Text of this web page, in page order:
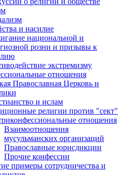
и насилие
национальной и
розни и призывы к
экстремизму
отношения
Православная Церковь и
и ислам
религии против "сект"
отношения
Взаимоотношения
мусульманских организаций
Православные юрисдикции
Прочие конфессии
примеры сотрудничества и